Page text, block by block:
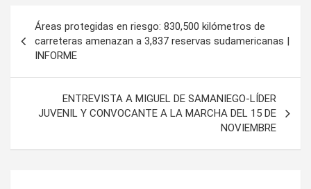
Navegación
de
entradas
Áreas protegidas en riesgo: 830,500 kilómetros de
carreteras amenazan a 3,837 reservas sudamericanas |
INFORME
ENTREVISTA A MIGUEL DE SAMANIEGO-LÍDER
JUVENIL Y CONVOCANTE A LA MARCHA DEL 15 DE
NOVIEMBRE